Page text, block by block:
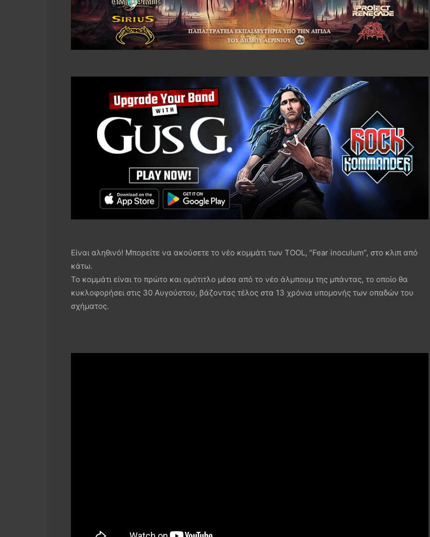
Eίναι αληθινό! Μπορείτε να ακούσετε το νέο κομμάτι των TOOL, “Fear inoculum”, στο κλιπ από
κάτω.
Το κομμάτι είναι το πρώτο και ομότιτλο μέσα από το νέο άλμπουμ της μπάντας, το οποίο θα
κυκλοφορήσει στις 30 Αυγούστου, βάζοντας τέλος στα 13 χρόνια υπομονής των οπαδών του
σχήματος.